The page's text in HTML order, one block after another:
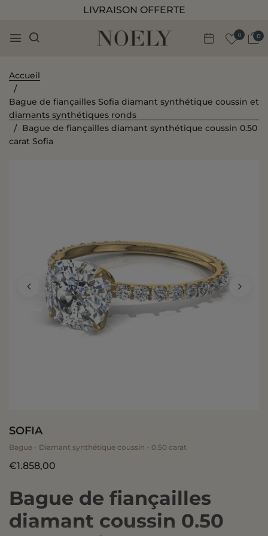
LIVRAISON OFFERTE
0 0
Accueil
Bague de fiançailles Sofia diamant synthétique coussin et
diamants synthétiques ronds
Bague de fiançailles diamant synthétique coussin 0.50
carat Sofia
SOFIA
Bague - Diamant synthétique coussin - 0.50 carat
€1.858,00
Bague de fiançailles
diamant coussin 0.50